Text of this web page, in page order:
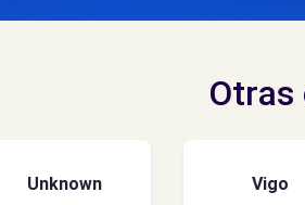
Otras
Unknown Vigo